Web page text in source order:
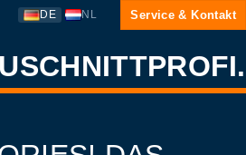
DE NL Service & Kontakt